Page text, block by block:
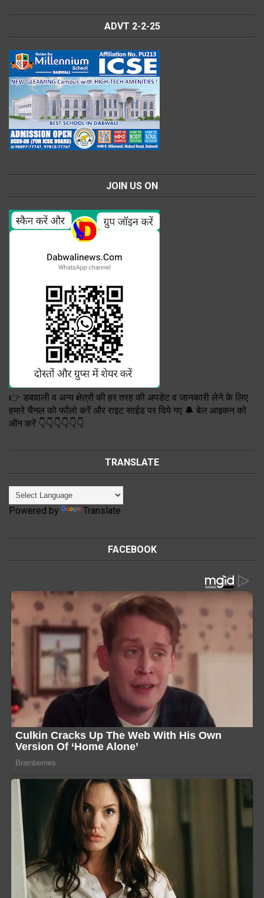
ADVT 2-2-25
JOIN US ON
👉 डबवाली व अन्य क्षेत्रों की हर तरह की अपडेट व जानकारी लेने के लिए
हमारे चैनल को फॉलो करें और राइट साईड पर दिये गए 🔔 बेल आइकन को
ऑन करें 👇👇👇👇👇👇
TRANSLATE
Powered by Translate
FACEBOOK